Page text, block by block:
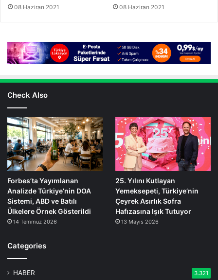
08 Haziran 2021 08 Haziran 2021
Check Also
Forbes’ta Yayımlanan
Analizde Türkiye’nin DOA
Sistemi, ABD ve Batılı
Ülkelere Örnek Gösterildi
14 Temmuz 2026
25. Yılını Kutlayan
Yemeksepeti, Türkiye’nin
Çeyrek Asırlık Sofra
Hafızasına Işık Tutuyor
13 Mayıs 2026
Categories
HABER 3.321